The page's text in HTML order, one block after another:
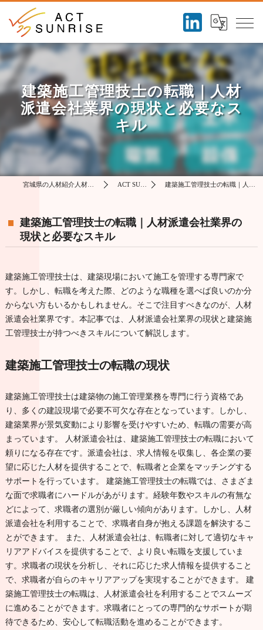
建築施工管理技士の転職｜人材
派遣会社業界の現状と必要なス
キル
宮城県の人材紹介人材派遣は株式会社アクトサンライズ ACT SUNRISE コラム 建築施工管理技士の転職｜人材派遣会社業界の現状と必要なスキル
建築施工管理技士の転職｜人材派遣会社業界の
現状と必要なスキル
建築施工管理技士は、建築現場において施工を管理する専門家で
す。しかし、転職を考えた際、どのような職種を選べば良いのか分
からない方もいるかもしれません。そこで注目すべきなのが、人材
派遣会社業界です。本記事では、人材派遣会社業界の現状と建築施
工管理技士が持つべきスキルについて解説します。
建築施工管理技士の転職の現状
建築施工管理技士は建築物の施工管理業務を専門に行う資格であ
り、多くの建設現場で必要不可欠な存在となっています。しかし、
建築業界が景気変動により影響を受けやすいため、転職の需要が高
まっています。 人材派遣会社は、建築施工管理技士の転職において
頼りになる存在です。派遣会社は、求人情報を収集し、各企業の要
望に応じた人材を提供することで、転職者と企業をマッチングする
サポートを行っています。 建築施工管理技士の転職では、さまざま
な面で求職者にハードルがあがります。経験年数やスキルの有無な
どによって、求職者の選別が厳しい傾向があります。しかし、人材
派遣会社を利用することで、求職者自身が抱える課題を解決するこ
とができます。 また、人材派遣会社は、転職者に対して適切なキャ
リアアドバイスを提供することで、より良い転職を支援していま
す。求職者の現状を分析し、それに応じた求人情報を提供すること
で、求職者が自らのキャリアアップを実現することができます。 建
築施工管理技士の転職は、人材派遣会社を利用することでスムーズ
に進めることができます。求職者にとっての専門的なサポートが期
待できるため、安心して転職活動を進めることができます。